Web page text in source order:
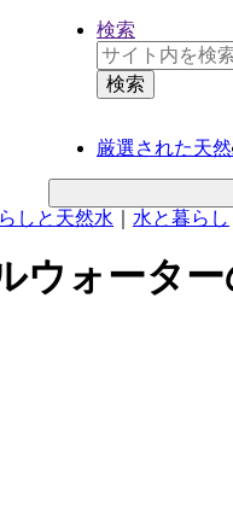
厳選された天
検索
しと天然水 水と暮らし
ウォータ